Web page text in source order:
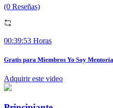
(0 Reseñas)
00:39:53 Horas
Gratis para Miembros Yo Soy Mentoria
Adquirir este video